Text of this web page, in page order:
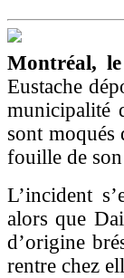
Montréal,
Eustache
municipalité
sont moqués
fouille de
L’incident
alors que
d’origine
rentre chez